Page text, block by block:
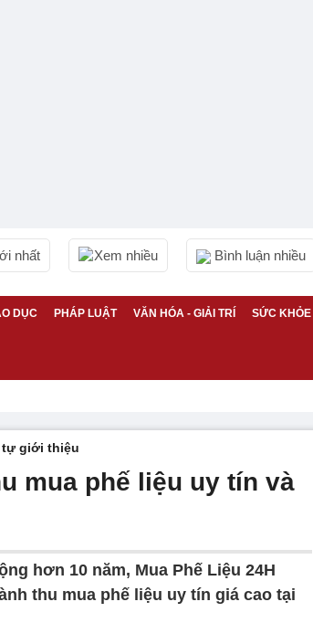
nhất Xem nhiều Bình luận nhiều
DỤC PHÁP LUẬT VĂN HÓA - GIẢI TRÍ SỨC KHỎE
tự giới thiệu
mua phế liệu uy tín và
hơn 10 năm, Mua Phế Liệu 24H
thu mua phế liệu uy tín giá cao tại